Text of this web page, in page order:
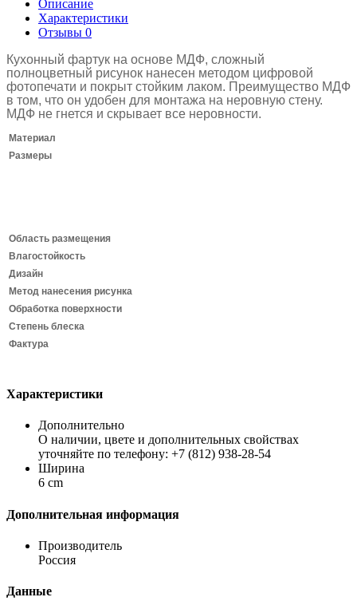
Описание
Характеристики
Отзывы 0
Кухонный фартук на основе МДФ, сложный
полноцветный рисунок нанесен методом цифровой
фотопечати и покрыт стойким лаком. Преимущество МДФ
в том, что он удобен для монтажа на неровную стену.
МДФ не гнется и скрывает все неровности.
Материал
Размеры
Область размещения
Влагостойкость
Дизайн
Метод нанесения рисунка
Обработка поверхности
Степень блеска
Фактура
Характеристики
Дополнительно
О наличии, цвете и дополнительных свойствах
уточняйте по телефону: +7 (812) 938-28-54
Ширина
6 cm
Дополнительная информация
Производитель
Россия
Данные